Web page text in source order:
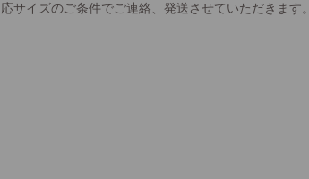
サイズのご条件でご連絡、発送させていただきます。